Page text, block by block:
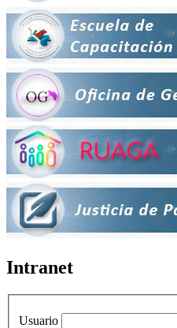
Intranet
Usuario